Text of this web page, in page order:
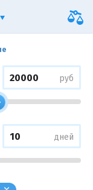
руб
дней